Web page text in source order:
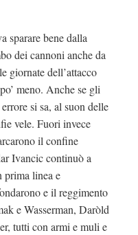
sparare bene dalla
dei cannoni anche da
giornate dell’attacco
meno. Anche se gli
si sa, al suon delle
vele. Fuori invece
il confine
Ivancic continuò a
prima linea e
e il reggimento
e Wasserman, Daròld
tutti con armi e muli e